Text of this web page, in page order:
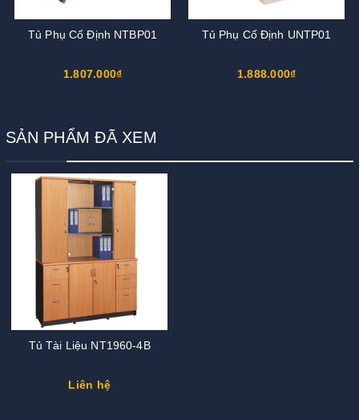
Tủ Phụ Cố Định NTBP01
1.807.000₫
Tủ Phụ Cố Định UNTP01
1.888.000₫
SẢN PHẨM ĐÃ XEM
Tủ Tài Liệu NT1960-4B
Liên hệ